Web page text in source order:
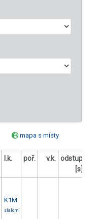
mapa s místy
l.k. poř. v.k. odstup
[s]
K1M
slalom